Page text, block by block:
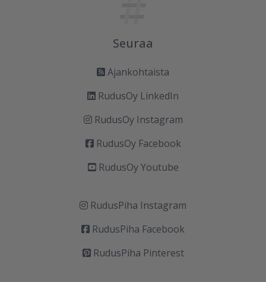
Seuraa
Ajankohtaista
RudusOy LinkedIn
RudusOy Instagram
RudusOy Facebook
RudusOy Youtube
RudusPiha Instagram
RudusPiha Facebook
RudusPiha Pinterest